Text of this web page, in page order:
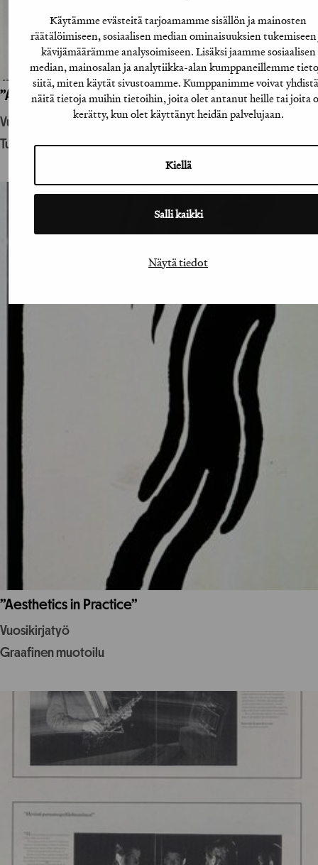
Käytämme evästeitä tarjoamamme sisällön ja mainosten
räätälöimiseen, sosiaalisen median ominaisuuksien
kävijämäärämme analysoimiseen. Lisäksi jaamme sosiaalisen
median, mainosalan ja analytiikka-alan kumppaneillemme
siitä, miten käytät sivustoamme. Kumppanimme voivat
näitä tietoja muihin tietoihin, joita olet antanut heille tai joita
kerätty, kun olet käyttänyt heidän palvelujaan.
Kiellä
Salli kaikki
Näytä tiedot
”A-lehtien suoramainoslähetys”
Vuosikirjatyö
Tuotantohyödykemainonta
”Aesthetics in Practice”
Vuosikirjatyö
Graafinen muotoilu